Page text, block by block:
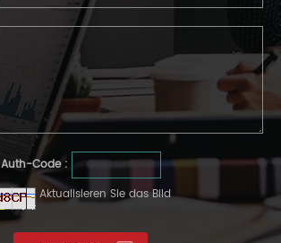
Auth-Code :
Aktualisieren Sie das Bild